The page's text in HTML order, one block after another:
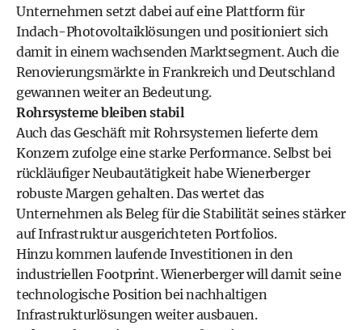
Unternehmen setzt dabei auf eine Plattform für
Indach-Photovoltaiklösungen und positioniert sich
damit in einem wachsenden Marktsegment. Auch die
Renovierungsmärkte in Frankreich und Deutschland
gewannen weiter an Bedeutung.
Rohrsysteme bleiben stabil
Auch das Geschäft mit Rohrsystemen lieferte dem
Konzern zufolge eine starke Performance. Selbst bei
rückläufiger Neubautätigkeit habe Wienerberger
robuste Margen gehalten. Das wertet das
Unternehmen als Beleg für die Stabilität seines stärker
auf Infrastruktur ausgerichteten Portfolios.
Hinzu kommen laufende Investitionen in den
industriellen Footprint. Wienerberger will damit seine
technologische Position bei nachhaltigen
Infrastrukturlösungen weiter ausbauen.